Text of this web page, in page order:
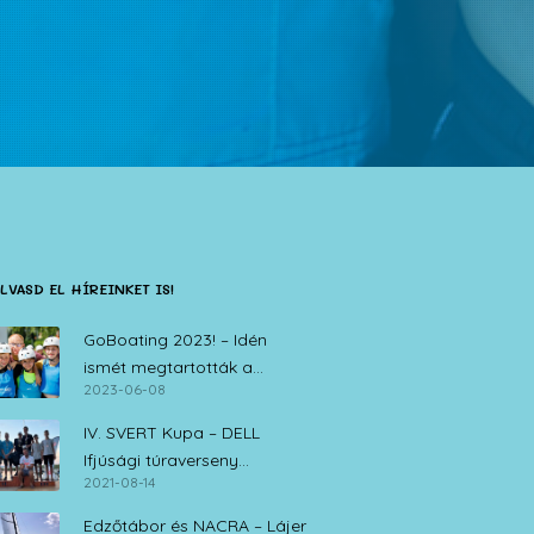
EL HÍREINKET IS!
GoBoating 2023! – Idén
ismét megtartották a
vitorlás iskolák nyílt napját
2023-06-08
IV. SVERT Kupa – DELL
Ifjúsági túraverseny
Zamárdi, 2021. augusztus 14.
2021-08-14
Edzőtábor és NACRA – Lájer